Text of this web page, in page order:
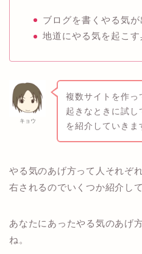
ブログを書くやる気
地道にやる気を起こす
キョウ
複数サイトを作っ
起きなときに試し
を紹介していきま
やる気のあげ方って人それぞ
右されるのでいくつか紹介して
あなたにあったやる気のあげ
ね。